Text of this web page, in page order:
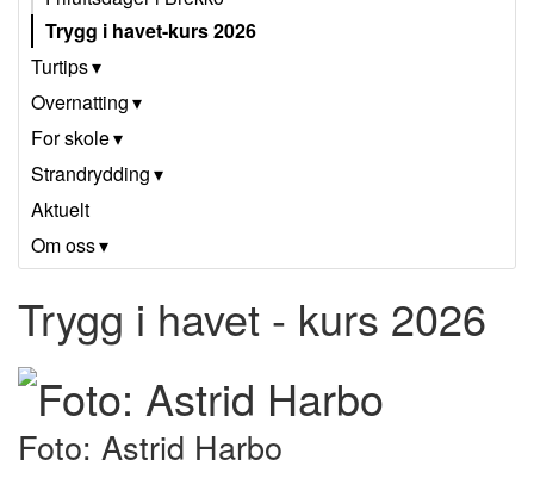
Trygg i havet-kurs 2026
Turtips
Overnatting
For skole
Strandrydding
Aktuelt
Om oss
Trygg i havet - kurs 2026
Foto: Astrid Harbo